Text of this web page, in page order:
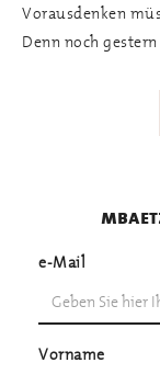
Vorausdenken
Denn noch
e-Mail
Vorname